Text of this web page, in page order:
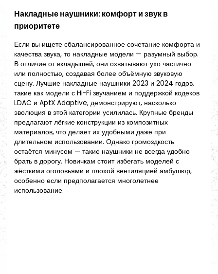
Накладные наушники: комфорт и звук в
приоритете
Если вы ищете сбалансированное сочетание комфорта и
качества звука, то накладные модели — разумный выбор.
В отличие от вкладышей, они охватывают ухо частично
или полностью, создавая более объёмную звуковую
сцену. Лучшие накладные наушники 2023 и 2024 годов,
такие как модели с Hi-Fi звучанием и поддержкой кодеков
LDAC и AptX Adaptive, демонстрируют, насколько
эволюция в этой категории усилилась. Крупные бренды
предлагают лёгкие конструкции из композитных
материалов, что делает их удобными даже при
длительном использовании. Однако громоздкость
остаётся минусом — такие наушники не всегда удобно
брать в дорогу. Новичкам стоит избегать моделей с
жёсткими оголовьями и плохой вентиляцией амбушюр,
особенно если предполагается многолетнее
использование.